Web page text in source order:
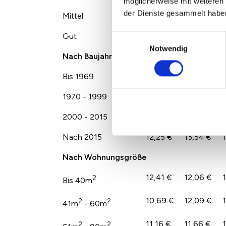
der Dienste gesammelt
Notwendig
Mittel 11,11 € 11,76 €
Gut
Nach Baujahr
Bis 1969 10,82 €
1970 - 1999
2000 - 2015
Nach 2015 12,25 € 13,54 €
Nach Wohnungsgröße
Bis 40m2 12,41 € 12,06 €
41m2 - 60m2 10,69 € 12,09 €
2 2 11,16 € 11,66 €